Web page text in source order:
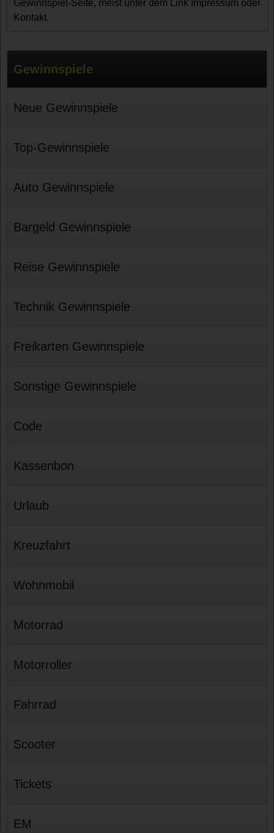
Gewinnspiel-Seite, meist unter dem Link Impressum oder
Kontakt.
Gewinnspiele
Neue Gewinnspiele
Top-Gewinnspiele
Auto Gewinnspiele
Bargeld Gewinnspiele
Reise Gewinnspiele
Technik Gewinnspiele
Freikarten Gewinnspiele
Sonstige Gewinnspiele
Code
Kassenbon
Urlaub
Kreuzfahrt
Wohnmobil
Motorrad
Motorroller
Fahrrad
Scooter
Tickets
EM